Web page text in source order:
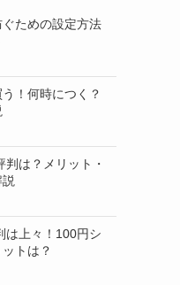
ぐための設定方法
！何時につく？
は？メリット・
説
は上々！100円シ
トは？